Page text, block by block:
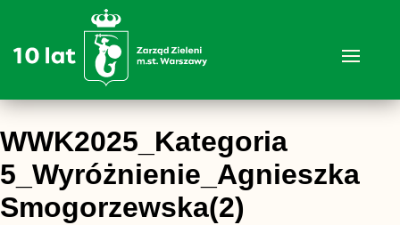
WWK2025_Kategoria
5_Wyróżnienie_Agnieszka
Smogorzewska(2)